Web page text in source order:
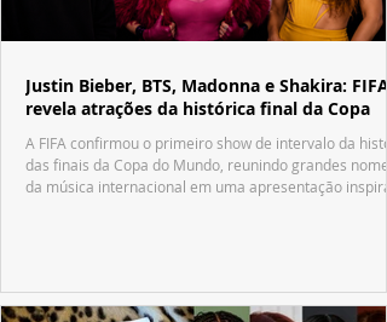
Justin Bieber, BTS, Madonna e Shakira: FIFA
revela atrações da histórica final da Copa
A FIFA confirmou o primeiro show de intervalo da
das finais da Copa do Mundo, reunindo grandes nomes
da música internacional em uma apresentação